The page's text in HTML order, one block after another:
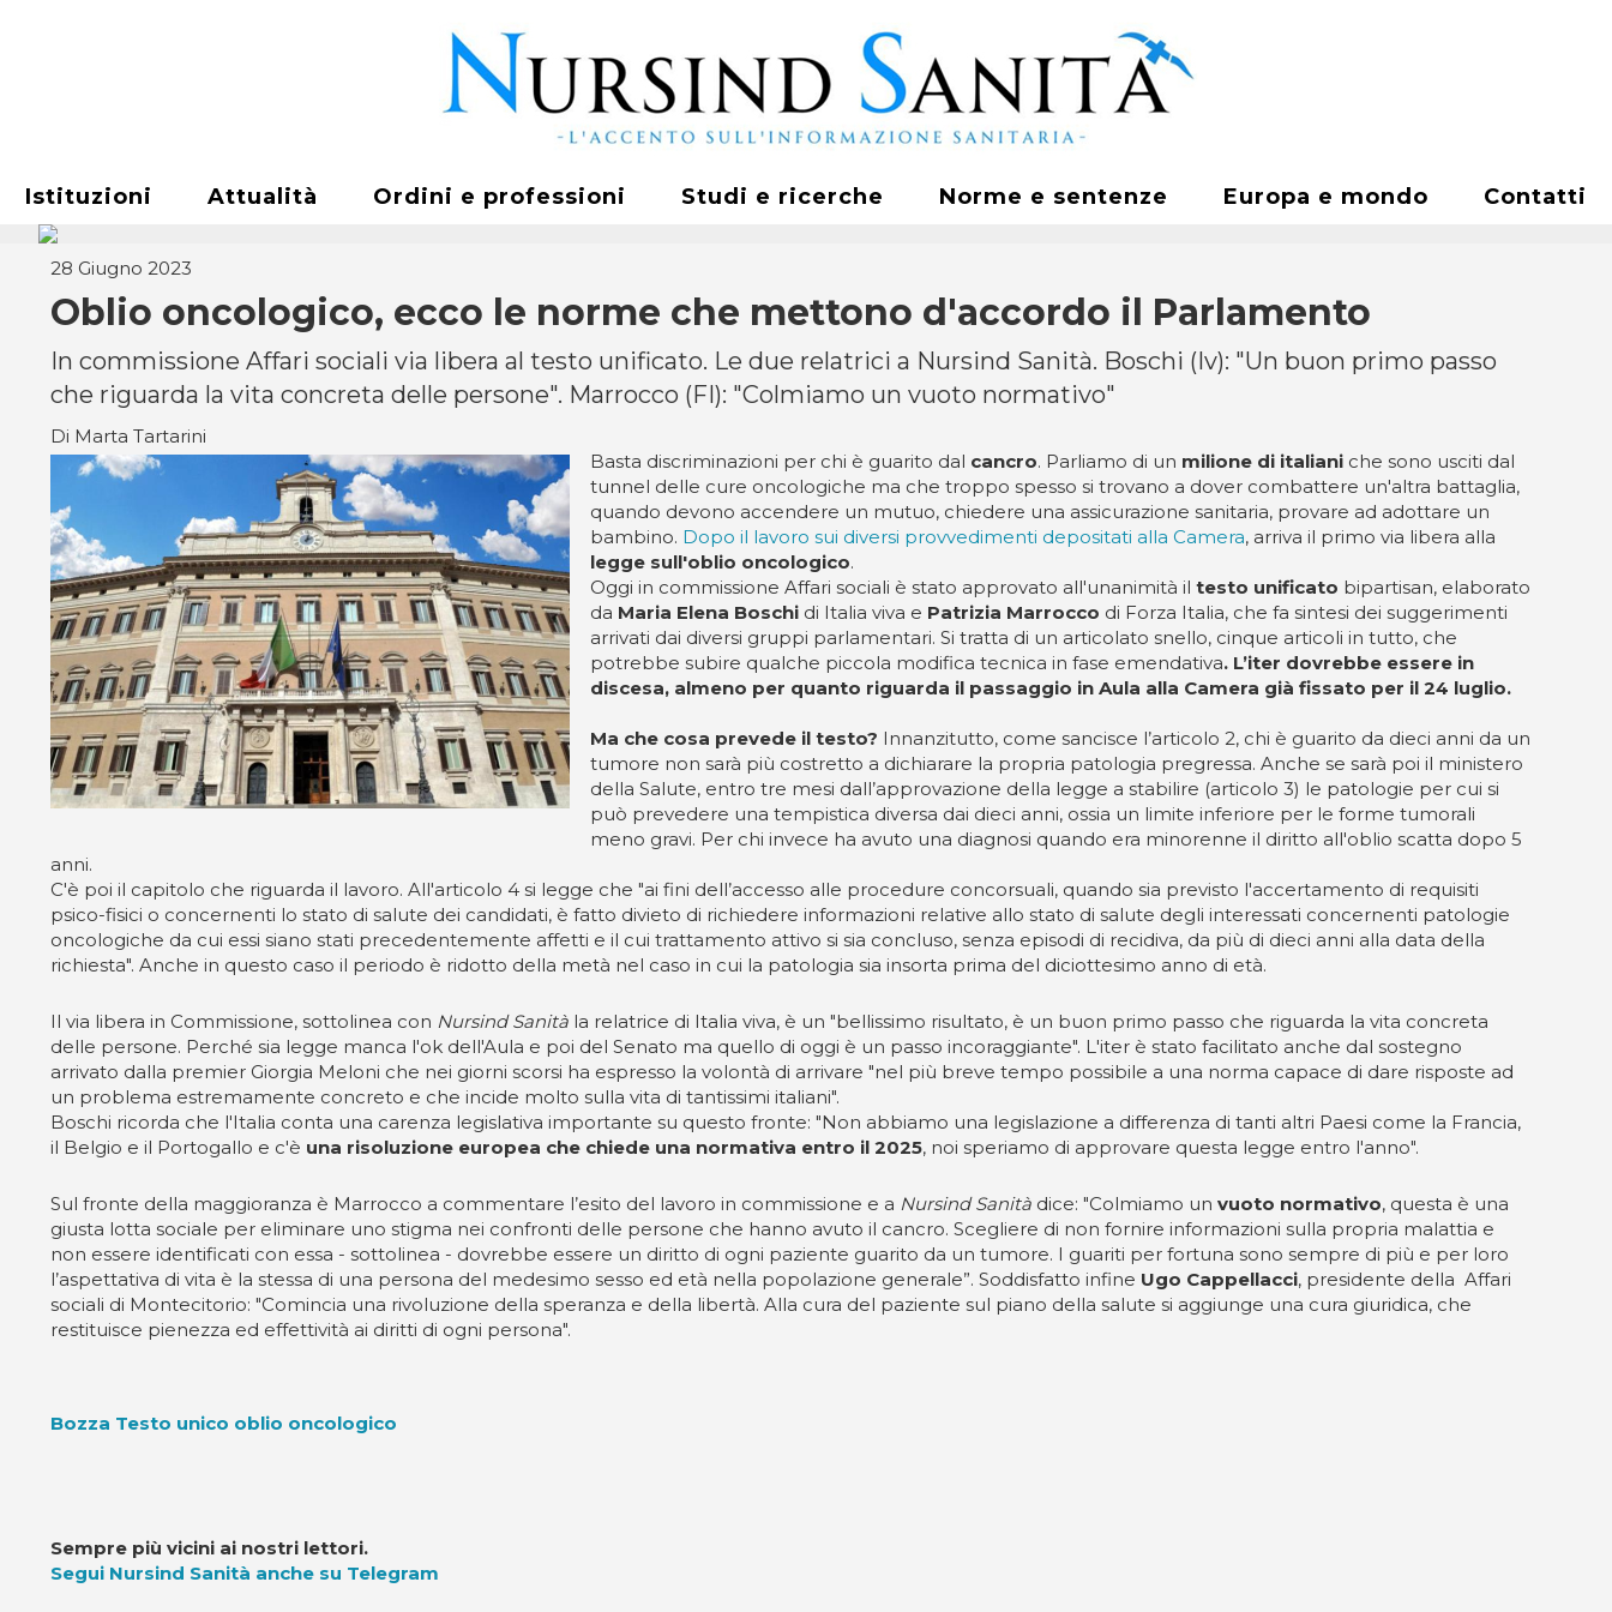
Istituzioni Attualità Ordini e professioni Studi e ricerche Norme e sentenze Europa e mondo Contatti
28 Giugno 2023
Oblio oncologico, ecco le norme che mettono d'accordo il Parlamento
In commissione Affari sociali via libera al testo unificato. Le due relatrici a Nursind Sanità. Boschi (Iv): "Un buon primo passo
che riguarda la vita concreta delle persone". Marrocco (FI): "Colmiamo un vuoto normativo"
Di Marta Tartarini
Basta discriminazioni per chi è guarito dal cancro. Parliamo di un milione di italiani che sono usciti dal
tunnel delle cure oncologiche ma che troppo spesso si trovano a dover combattere un'altra battaglia,
quando devono accendere un mutuo, chiedere una assicurazione sanitaria, provare ad adottare un
bambino. Dopo il lavoro sui diversi provvedimenti depositati alla Camera, arriva il primo via libera alla
legge sull'oblio oncologico.
Oggi in commissione Affari sociali è stato approvato all'unanimità il testo unificato bipartisan, elaborato
da Maria Elena Boschi di Italia viva e Patrizia Marrocco di Forza Italia, che fa sintesi dei suggerimenti
arrivati dai diversi gruppi parlamentari. Si tratta di un articolato snello, cinque articoli in tutto, che
potrebbe subire qualche piccola modifica tecnica in fase emendativa. L’iter dovrebbe essere in
discesa, almeno per quanto riguarda il passaggio in Aula alla Camera già fissato per il 24 luglio.
Ma che cosa prevede il testo? Innanzitutto, come sancisce l’articolo 2, chi è guarito da dieci anni da un
tumore non sarà più costretto a dichiarare la propria patologia pregressa. Anche se sarà poi il ministero
della Salute, entro tre mesi dall’approvazione della legge a stabilire (articolo 3) le patologie per cui si
può prevedere una tempistica diversa dai dieci anni, ossia un limite inferiore per le forme tumorali
meno gravi. Per chi invece ha avuto una diagnosi quando era minorenne il diritto all'oblio scatta dopo 5
anni.
C'è poi il capitolo che riguarda il lavoro. All'articolo 4 si legge che "ai fini dell’accesso alle procedure concorsuali, quando sia previsto l'accertamento di requisiti
psico-fisici o concernenti lo stato di salute dei candidati, è fatto divieto di richiedere informazioni relative allo stato di salute degli interessati concernenti patologie
oncologiche da cui essi siano stati precedentemente affetti e il cui trattamento attivo si sia concluso, senza episodi di recidiva, da più di dieci anni alla data della
richiesta". Anche in questo caso il periodo è ridotto della metà nel caso in cui la patologia sia insorta prima del diciottesimo anno di età.
Il via libera in Commissione, sottolinea con Nursind Sanità la relatrice di Italia viva, è un "bellissimo risultato, è un buon primo passo che riguarda la vita concreta
delle persone. Perché sia legge manca l'ok dell'Aula e poi del Senato ma quello di oggi è un passo incoraggiante". L'iter è stato facilitato anche dal sostegno
arrivato dalla premier Giorgia Meloni che nei giorni scorsi ha espresso la volontà di arrivare "nel più breve tempo possibile a una norma capace di dare risposte ad
un problema estremamente concreto e che incide molto sulla vita di tantissimi italiani".
Boschi ricorda che l'Italia conta una carenza legislativa importante su questo fronte: "Non abbiamo una legislazione a differenza di tanti altri Paesi come la Francia,
il Belgio e il Portogallo e c'è una risoluzione europea che chiede una normativa entro il 2025, noi speriamo di approvare questa legge entro l'anno".
Sul fronte della maggioranza è Marrocco a commentare l’esito del lavoro in commissione e a Nursind Sanità dice: "Colmiamo un vuoto normativo, questa è una
giusta lotta sociale per eliminare uno stigma nei confronti delle persone che hanno avuto il cancro. Scegliere di non fornire informazioni sulla propria malattia e
non essere identificati con essa - sottolinea - dovrebbe essere un diritto di ogni paziente guarito da un tumore. I guariti per fortuna sono sempre di più e per loro
l’aspettativa di vita è la stessa di una persona del medesimo sesso ed età nella popolazione generale”. Soddisfatto infine Ugo Cappellacci, presidente della Affari
sociali di Montecitorio: "Comincia una rivoluzione della speranza e della libertà. Alla cura del paziente sul piano della salute si aggiunge una cura giuridica, che
restituisce pienezza ed effettività ai diritti di ogni persona".
Bozza Testo unico oblio oncologico
Sempre più vicini ai nostri lettori.
Segui Nursind Sanità anche su Telegram